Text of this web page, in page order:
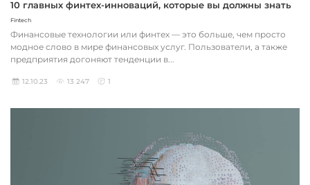
10 главных финтех-инноваций, которые вы должны знать
Fintech
Финансовые технологии или финтех — это больше, чем просто
модное слово в мире финансовых услуг. Пользователи, а также
предприятия догоняют тенденции в...
12.10.23 13 247 1